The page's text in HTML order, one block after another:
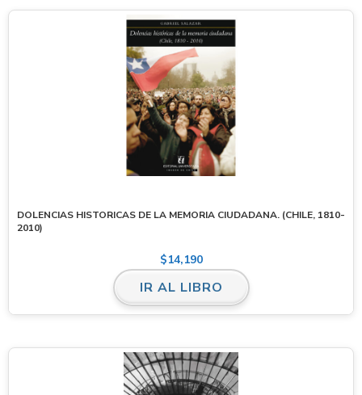
DOLENCIAS HISTORICAS DE LA MEMORIA CIUDADANA. (CHILE, 1810-
2010)
$14,190
IR AL LIBRO